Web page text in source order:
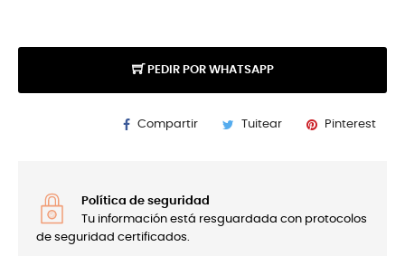
PEDIR POR WHATSAPP
Compartir Tuitear Pinterest
Política de seguridad
Tu información está resguardada con protocolos
de seguridad certificados.